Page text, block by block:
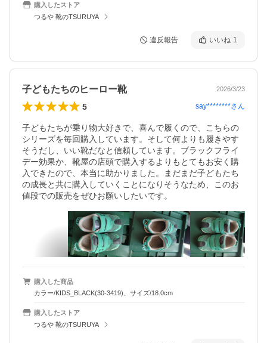
購入したストア
つるや 靴のTSURUYA
違反報告 いいね 1
子どもたちのヒーロー靴 2026/3/23
5 say********さん
子どもたちが乗り物大好きで、喜んで履くので、こちらの
シリーズを毎回購入しています。そして何よりも履きやす
そうだし、いい靴だなと信頼しています。ブラックフライ
デー効果か、靴屋の店頭で購入するよりもとてもお安く購
入できたので、本当に助かりました。まだまだ子どもたち
の成長と共に購入していくことになりそうなため、このお
値段での販売をぜひお願いしたいです。
購入した商品
カラー/KIDS_BLACK(30-3419)、サイズ/18.0cm
購入したストア
つるや 靴のTSURUYA